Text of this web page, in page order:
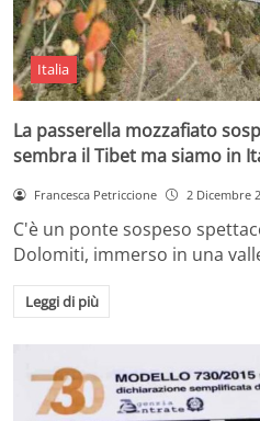
Italia
La passerella mozzafiato
sembra il Tibet ma siamo in
Francesca Petriccione 2 Dicembre
C'è un ponte sospeso
Dolomiti, immerso in una
Leggi di più